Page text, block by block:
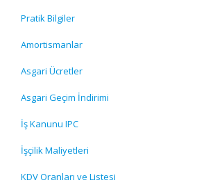
Pratik Bilgiler
Amortismanlar
Asgari Ücretler
Asgari Geçim İndirimi
İş Kanunu IPC
İşçilik Maliyetleri
KDV Oranları ve Listesi